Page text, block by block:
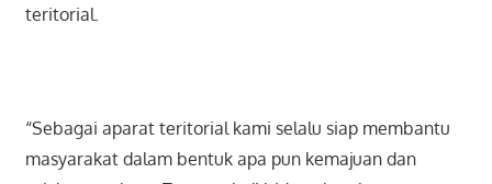
teritorial.
“Sebagai aparat teritorial kami selalu siap membantu
masyarakat dalam bentuk apa pun kemajuan dan